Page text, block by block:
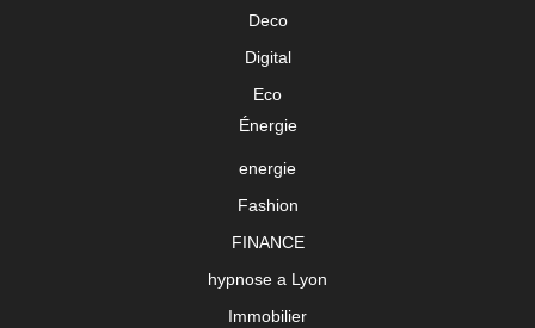
Deco
Digital
Eco
Énergie
energie
Fashion
FINANCE
hypnose a Lyon
Immobilier